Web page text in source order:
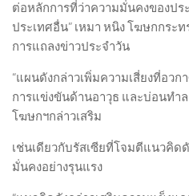
ต่อหลักการที่ว่าความมั่นคงของปร
ประเทศอื่น” เหมา หนิง โฆษกกระ
การแถลงข่าวประจำวัน
“แผนดังกล่าวเพิ่มความเสี่ยงที่อว
การแข่งขันด้านอาวุธ และบ่อนทำ
โฆษกฯกล่าวเสริม
เช่นเดียวกับรัสเซียที่โจมตีแนวคิด
มั่นคงอย่างรุนแรง